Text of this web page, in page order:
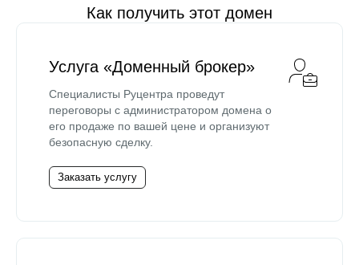
Как получить этот домен
Услуга «Доменный брокер»
Специалисты Руцентра проведут
переговоры с администратором домена о
его продаже по вашей цене и организуют
безопасную сделку.
Заказать услугу